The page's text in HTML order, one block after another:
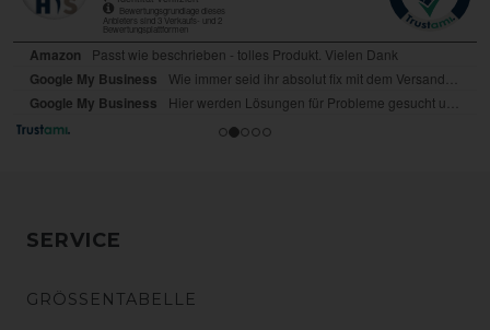
SERVICE
GRÖSSENTABELLE